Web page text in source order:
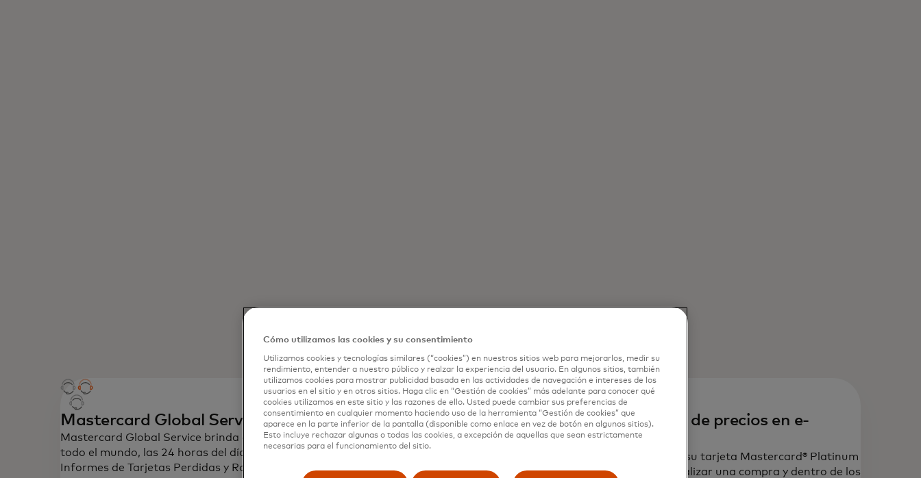
Mastercard Global Service
Mastercard Global Service brinda asistencia en
todo el mundo, las 24 horas del día, con
Informes de Tarjetas Perdidas y Robadas.
Protección de compra con
cobertura de envío
experiencia de compra. Por eso, protegemos la
Protección de precios en e-
commerce
Cuando utiliza su tarjeta Mastercard® Platinum
Debito para realizar una compra y dentro de los
Cómo utilizamos las cookies y su consentimiento
Utilizamos cookies y tecnologías similares (“cookies”) en nuestros sitios web para mejorarlos, medir su
rendimiento, entender a nuestro público y realzar la experiencia del usuario. En algunos sitios, también
utilizamos cookies para mostrar publicidad basada en las actividades de navegación e intereses de los
usuarios en el sitio y en otros sitios. Haga clic en “Gestión de cookies” más adelante para conocer qué
cookies utilizamos en este sitio y las razones de ello. Usted puede cambiar sus preferencias de
consentimiento en cualquier momento haciendo uso de la herramienta “Gestión de cookies” que
aparece en la parte inferior de la pantalla (disponible como enlace en vez de botón en algunos sitios).
Esto incluye rechazar algunas o todas las cookies, a excepción de aquellas que sean estrictamente
necesarias para el funcionamiento del sitio.